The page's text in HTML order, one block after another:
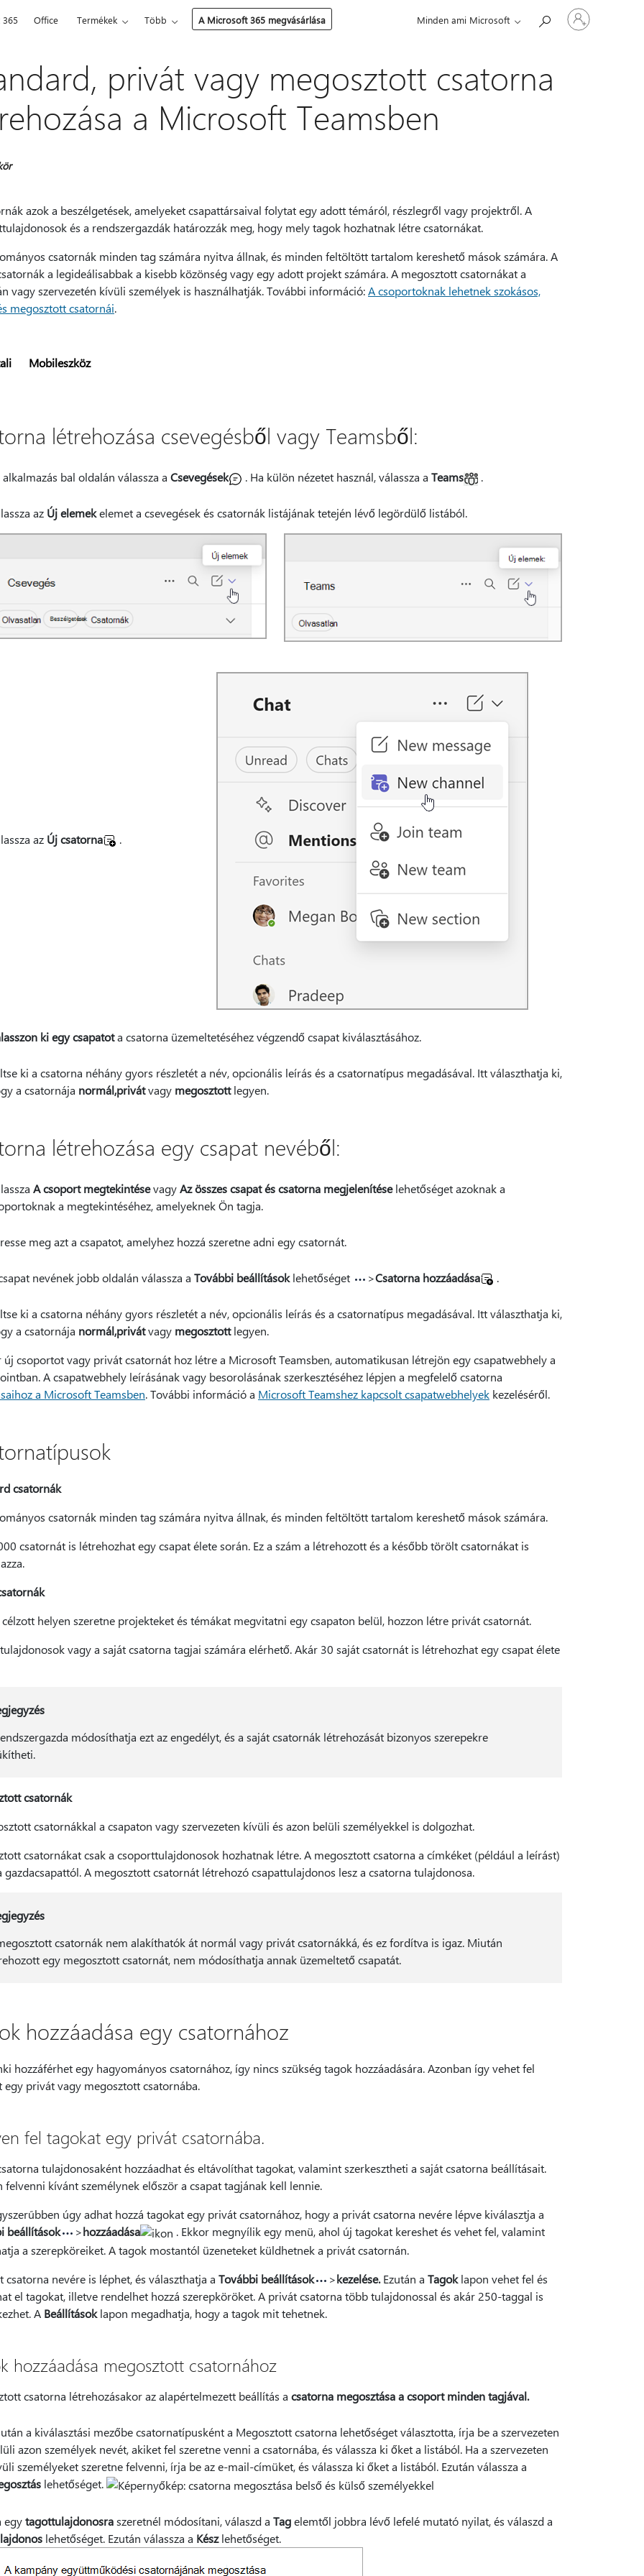
Office Termékek Több A Microsoft 365 megvásárlása Minden ami Microsoft
Jelentkezzen
be
privát vagy megosztott csatorna
a Microsoft Teamsben
azok a beszélgetések, amelyeket csapattársaival folytat egy adott témáról, részlegről vagy projektről. A
és a rendszergazdák határozzák meg, hogy mely tagok hozhatnak létre csatornákat.
csatornák minden tag számára nyitva állnak, és minden feltöltött tartalom kereshető mások számára. A
a legideálisabbak a kisebb közönség vagy egy adott projekt számára. A megosztott csatornákat a
vagy szervezetén kívüli személyek is használhatják. További információ:A csoportoknak lehetnek szokásos,
megosztott csatornái.
Mobileszköz
létrehozása csevegésből vagy Teamsből:
alkalmazás bal oldalán válassza a Csevegések . Ha külön nézetet használ, válassza a Teams .
az Új elemekelemet a csevegések és csatornák listájának tetején lévő legördülő listából.
az Új csatorna .
ki egy csapatota csatorna üzemeltetéséhez végzendő csapat kiválasztásához.
ki a csatorna néhány gyors részletét a név, opcionális leírás és a csatornatípus megadásával. Itt választhatja ki,
a csatornája normál,privátvagy megosztottlegyen.
létrehozása egy csapat nevéből:
A csoport megtekintésevagyAz összes csapat és csatorna megjelenítéselehetőséget azoknak a
a megtekintéséhez, amelyeknek Ön tagja.
meg azt a csapatot, amelyhez hozzá szeretne adni egy csatornát.
nevének jobb oldalán válassza a További beállításoklehetőséget >Csatorna hozzáadása .
ki a csatorna néhány gyors részletét a név, opcionális leírás és a csatornatípus megadásával. Itt választhatja ki,
a csatornája normál,privátvagy megosztottlegyen.
csoportot vagy privát csatornát hoz létre a Microsoft Teamsben, automatikusan létrejön egy csapatwebhely a
A csapatwebhely leírásának vagy besorolásának szerkesztéséhez lépjen a megfelelő csatorna
a Microsoft Teamsben. További információ a Microsoft Teamshez kapcsolt csapatwebhelyek kezeléséről.
csatornák
csatornák minden tag számára nyitva állnak, és minden feltöltött tartalom kereshető mások számára.
csatornát is létrehozhat egy csapat élete során. Ez a szám a létrehozott és a később törölt csatornákat is
helyen szeretne projekteket és témákat megvitatni egy csapaton belül, hozzon létre privát csatornát.
vagy a saját csatorna tagjai számára elérhető. Akár 30 saját csatornát is létrehozhat egy csapat élete
módosíthatja ezt az engedélyt, és a saját csatornák létrehozását bizonyos szerepekre
csatornák
csatornákkal a csapaton vagy szervezeten kívüli és azon belüli személyekkel is dolgozhat.
csatornákat csak a csoporttulajdonosok hozhatnak létre. A megosztott csatorna a címkéket (például a leírást)
gazdacsapattól. A megosztott csatornát létrehozó csapattulajdonos lesz a csatorna tulajdonosa.
csatornák nem alakíthatók át normál vagy privát csatornákká, és ez fordítva is igaz. Miután
egy megosztott csatornát, nem módosíthatja annak üzemeltető csapatát.
hozzáadása egy csatornához
hozzáférhet egy hagyományos csatornához, így nincs szükség tagok hozzáadására. Azonban így vehet fel
egy privát vagy megosztott csatornába.
fel tagokat egy privát csatornába.
tulajdonosaként hozzáadhat és eltávolíthat tagokat, valamint szerkesztheti a saját csatorna beállításait.
felvenni kívánt személynek először a csapat tagjának kell lennie.
úgy adhat hozzá tagokat egy privát csatornához, hogy a privát csatorna nevére lépve kiválasztja a
beállítások
>hozzáadása
. Ekkor megnyílik egy menü, ahol új tagokat kereshet és vehet fel, valamint
a szerepköreiket. A tagok mostantól üzeneteket küldhetnek a privát csatornán.
csatorna nevére is léphet, és választhatja a További beállítások >kezelése.Ezután a Tagoklapon vehet fel és
el tagokat, illetve rendelhet hozzá szerepköröket. A privát csatorna több tulajdonossal és akár 250-taggal is
A Beállításoklapon megadhatja, hogy a tagok mit tehetnek.
hozzáadása megosztott csatornához
csatorna létrehozásakor az alapértelmezett beállítás a csatorna megosztása a csoport minden tagjával.
a kiválasztási mezőbe csatornatípusként a Megosztott csatorna lehetőséget választotta, írja be a szervezeten
azon személyek nevét, akiket fel szeretne venni a csatornába, és válassza ki őket a listából. Ha a szervezeten
személyeket szeretne felvenni, írja be az e-mail-címüket, és válassza ki őket a listából. Ezután válassza a
lehetőséget.
egytagottulajdonosraszeretnél módosítani, válaszd a Tagelemtől jobbra lévő lefelé mutató nyilat, és válaszd a
lehetőséget. Ezután válassza a Készlehetőséget.